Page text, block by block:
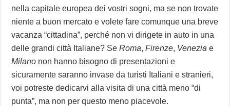
nella capitale europea dei vostri sogni, ma se non trovate
niente a buon mercato e volete fare comunque una breve
vacanza “cittadina”, perché non vi dirigete in auto in una
delle grandi città Italiane? SeRoma,Firenze, Venezia e
Milano non hanno bisogno di presentazioni e
sicuramente saranno invase da turisti Italiani e stranieri,
voi potreste dedicarvi alla visita di una città meno “di
punta”, ma non per questo meno piacevole.